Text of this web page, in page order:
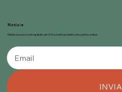
Notizie
Ottieni ora uno sconto gratuito del 20% su tutti i prodotti sul tuo primo ordine!
INVIA